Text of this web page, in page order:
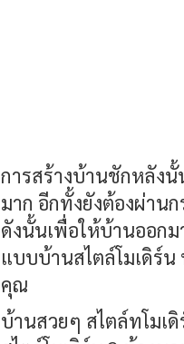
การสร้างบ้านชักหลัง
มาก อีกทั้งยังต้องผ่าน
ดังนั้นเพื่อให้บ้านออก
แบบบ้านสไตล์โมเดิร์
คุณ
บ้านสวยๆ สไตล์ทโมเ